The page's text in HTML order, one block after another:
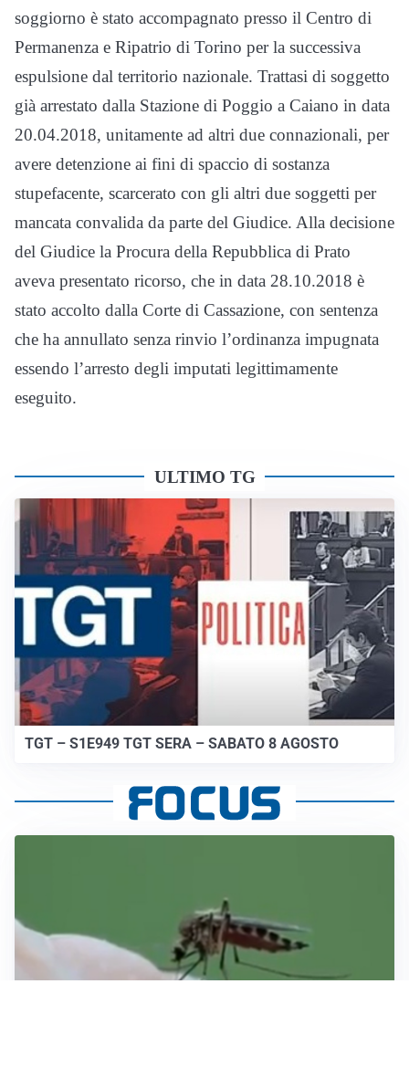
soggiorno è stato accompagnato presso il Centro di
Permanenza e Ripatrio di Torino per la successiva
espulsione dal territorio nazionale. Trattasi di soggetto
già arrestato dalla Stazione di Poggio a Caiano in data
20.04.2018, unitamente ad altri due connazionali, per
avere detenzione ai fini di spaccio di sostanza
stupefacente, scarcerato con gli altri due soggetti per
mancata convalida da parte del Giudice. Alla decisione
del Giudice la Procura della Repubblica di Prato
aveva presentato ricorso, che in data 28.10.2018 è
stato accolto dalla Corte di Cassazione, con sentenza
che ha annullato senza rinvio l’ordinanza impugnata
essendo l’arresto degli imputati legittimamente
eseguito.
ULTIMO TG
TGT – S1E949 TGT SERA – SABATO 8 AGOSTO